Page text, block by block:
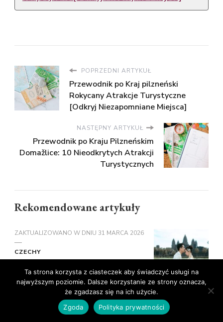
POPRZEDNI ARTYKUŁ
Przewodnik po Kraj pilzneński
Rokycany Atrakcje Turystyczne
[Odkryj Niezapomniane Miejsca]
NASTĘPNY ARTYKUŁ
Przewodnik po Kraju Pilzneńskim
Domažlice: 10 Nieodkrytych Atrakcji
Turystycznych
Rekomendowane artykuły
ZAKTUALIZOWANO W DNIU 31 MARCA 2026
CZECHY
zaplanować wizytę
Ta strona korzysta z ciasteczek aby świadczyć usługi na
najwyższym poziomie. Dalsze korzystanie ze strony oznacza,
że zgadzasz się na ich użycie.
Zgoda
Polityka prywatności